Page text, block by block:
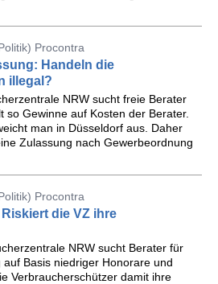
Procontra
Handeln die
illegal?
NRW sucht freie Berater
so Gewinne auf Kosten der Berater.
man in Düsseldorf aus. Daher
Zulassung nach Gewerbeordnung
Procontra
die VZ ihre
NRW sucht Berater für
Basis niedriger Honorare und
Verbraucherschützer damit ihre